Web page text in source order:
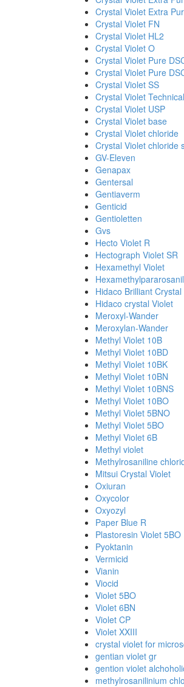
Crystal Violet Extra
Crystal Violet FN
Crystal Violet HL2
Crystal Violet O
Crystal Violet Pure
Crystal Violet Pure
Crystal Violet SS
Crystal Violet Technical
Crystal Violet USP
Crystal Violet base
Crystal Violet chloride
Crystal Violet chloride
GV-Eleven
Genapax
Gentersal
Gentiaverm
Genticid
Gentioletten
Gvs
Hecto Violet R
Hectograph Violet SR
Hexamethyl Violet
Hidaco Brilliant
Hidaco crystal Violet
Meroxyl-Wander
Meroxylan-Wander
Methyl Violet 10B
Methyl Violet 10BD
Methyl Violet 10BK
Methyl Violet 10BN
Methyl Violet 10BNS
Methyl Violet 10BO
Methyl Violet 5BNO
Methyl Violet 5BO
Methyl Violet 6B
Methyl violet
Methylrosaniline
Mitsui Crystal Violet
Oxiuran
Oxycolor
Oxyozyl
Paper Blue R
Plastoresin Violet 5BO
Pyoktanin
Vermicid
Vianin
Viocid
Violet 5BO
Violet 6BN
Violet CP
Violet XXIII
crystal violet for
gentian violet gr
gention violet
methylrosanilinium